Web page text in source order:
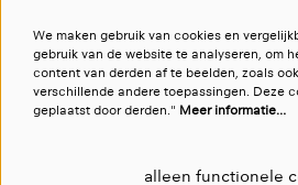
Deze site wordt beschermd door reCAPTCHA, dataverwerking gebeurt in
Addendumvan Google.
We maken gebruik van cookies en
gebruik van de website te analyseren, om
content van derden af te beelden, zoals
verschillende andere toepassingen. Deze
geplaatst door derden." Meer informatie…
alleen functionele